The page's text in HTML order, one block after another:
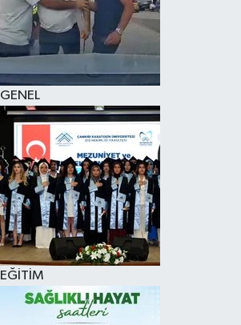
GENEL
EĞİTİM
KÜLTÜR SANAT
SAĞLIK
SİYASET
SPOR
TEKNOLOJİ
VİZYONDAKİLER
YAŞAM